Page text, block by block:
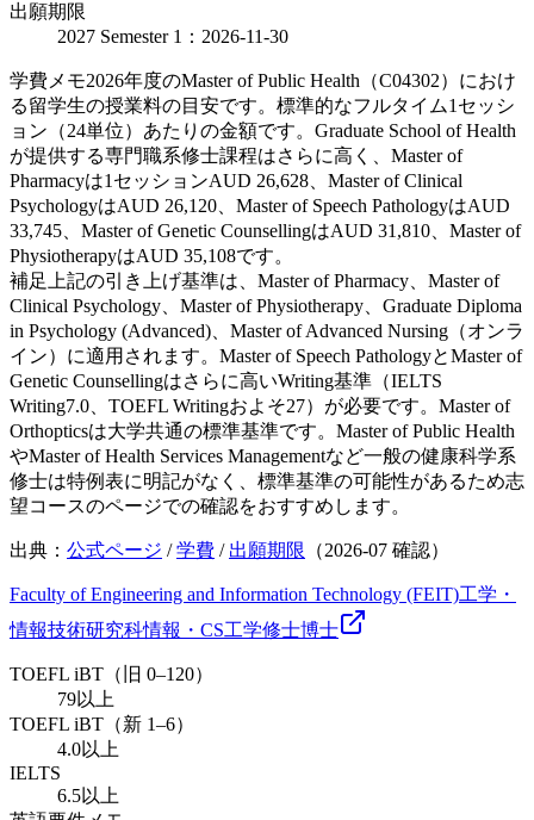
出願期限
2027 Semester 1：2026-11-30
学費メモ2026年度のMaster of Public Health（C04302）におけ
る留学生の授業料の目安です。標準的なフルタイム1セッシ
ョン（24単位）あたりの金額です。Graduate School of Health
が提供する専門職系修士課程はさらに高く、Master of
Pharmacyは1セッションAUD 26,628、Master of Clinical
PsychologyはAUD 26,120、Master of Speech PathologyはAUD
33,745、Master of Genetic CounsellingはAUD 31,810、Master of
PhysiotherapyはAUD 35,108です。
補足 上記の引き上げ基準は、Master of Pharmacy、Master of
Clinical Psychology、Master of Physiotherapy、Graduate Diploma
in Psychology (Advanced)、Master of Advanced Nursing（オンラ
イン）に適用されます。Master of Speech PathologyとMaster of
Genetic Counsellingはさらに高いWriting基準（IELTS
Writing7.0、TOEFL Writingおよそ27）が必要です。Master of
Orthopticsは大学共通の標準基準です。Master of Public Health
やMaster of Health Services Managementなど一般の健康科学系
修士は特例表に明記がなく、標準基準の可能性があるため志
望コースのページでの確認をおすすめします。
出典： 公式ページ /学費 / 出願期限 （2026-07 確認）
Faculty of Engineering and Information Technology (FEIT)工学・
情報技術研究科情報・CS工学修士博士
TOEFL iBT（旧 0–120）
79以上
TOEFL iBT（新 1–6）
4.0以上
IELTS
6.5以上